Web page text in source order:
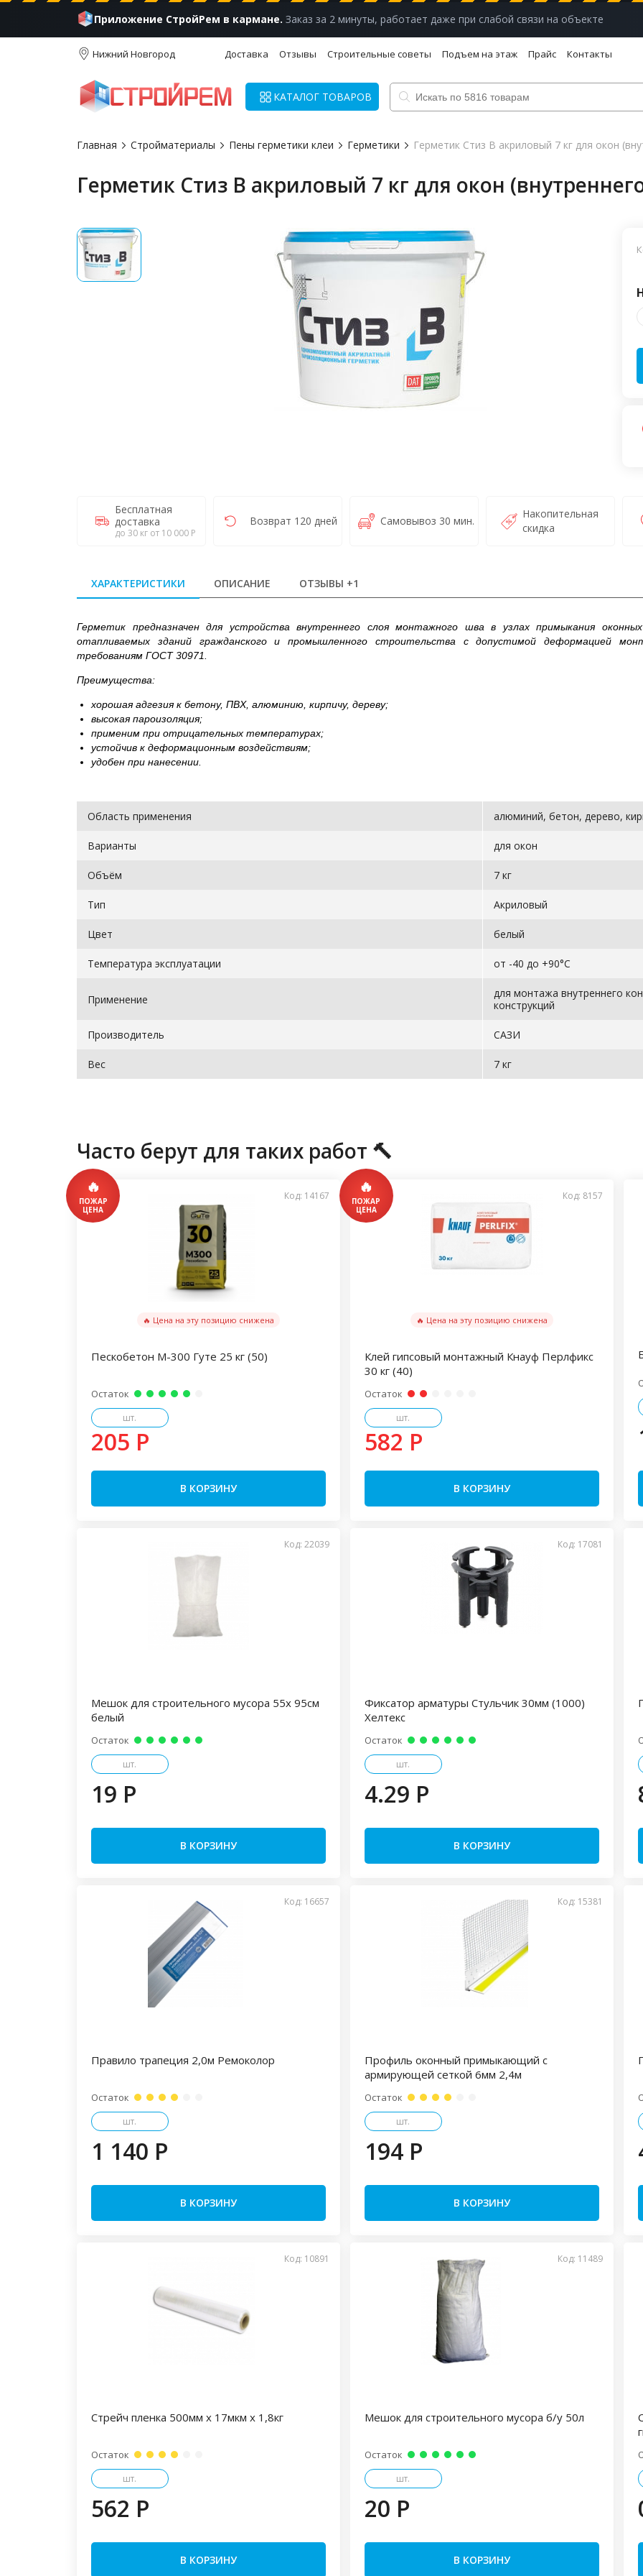
Приложение СтройРем в кармане. Заказ за 2 минуты, работает даже при слабой связи на объекте
Нижний Новгород Доставка Отзывы Строительные советы Подъем на этаж Прайс Контакты
КАТАЛОГ ТОВАРОВ
Главная Стройматериалы Пены герметики клеи Герметики Герметик Стиз В акриловый 7 кг для окон
Герметик Стиз В акриловый 7 кг для окон
Бесплатная
доставка
до 30 кг от 10 000 Р
Возврат 120 дней Самовывоз 30 мин.
Накопительная
скидка
ХАРАКТЕРИСТИКИ ОПИСАНИЕ ОТЗЫВЫ +1
Герметик предназначен для устройства внутреннего слоя монтажного шва в узлах примыкания
отапливаемых зданий гражданского и промышленного строительства с допустимой деформацией
требованиям ГОСТ 30971.
Преимущества:
хорошая адгезия к бетону, ПВХ, алюминию, кирпичу, дереву;
высокая пароизоляция;
применим при отрицательных температурах;
устойчив к деформационным воздействиям;
удобен при нанесении.
Область применения алюминий, бетон, дерево,
Варианты для окон
Объём 7 кг
Тип Акриловый
Цвет белый
Температура эксплуатации от -40 до +90°C
Применение
для монтажа внутреннего
конструкций
Производитель САЗИ
Вес 7 кг
Часто берут для таких работ 🔨
Код: 14167
🔥 Цена на эту позицию снижена
Пескобетон М-300 Гуте 25 кг (50)
Остаток
шт.
205 P
В КОРЗИНУ
Код: 8157
🔥 Цена на эту позицию снижена
Клей гипсовый монтажный Кнауф Перлфикс
30 кг (40)
Остаток
шт.
582 P
В КОРЗИНУ
Код: 22039
Мешок для строительного мусора 55х 95см
белый
Остаток
шт.
19 P
В КОРЗИНУ
Код: 17081
Фиксатор арматуры Стульчик 30мм (1000)
Хелтекс
Остаток
шт.
4.29 P
В КОРЗИНУ
Код: 16657
Правило трапеция 2,0м Ремоколор
Остаток
шт.
1 140 P
В КОРЗИНУ
Код: 15381
Профиль оконный примыкающий с
армирующей сеткой 6мм 2,4м
Остаток
шт.
194 P
В КОРЗИНУ
Код: 10891
Стрейч пленка 500мм х 17мкм х 1,8кг
Остаток
шт.
562 P
В КОРЗИНУ
Код: 11489
Мешок для строительного мусора б/у 50л
Остаток
шт.
20 P
В КОРЗИНУ